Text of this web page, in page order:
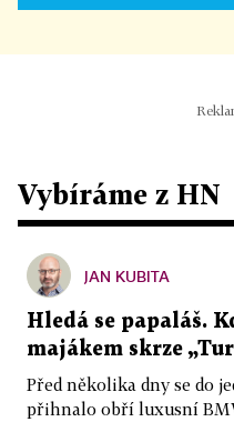
Vybíráme z HN
JAN KUBITA
Hledá se papaláš.
majákem skrze
Před několika dny se do
přihnalo obří luxusní